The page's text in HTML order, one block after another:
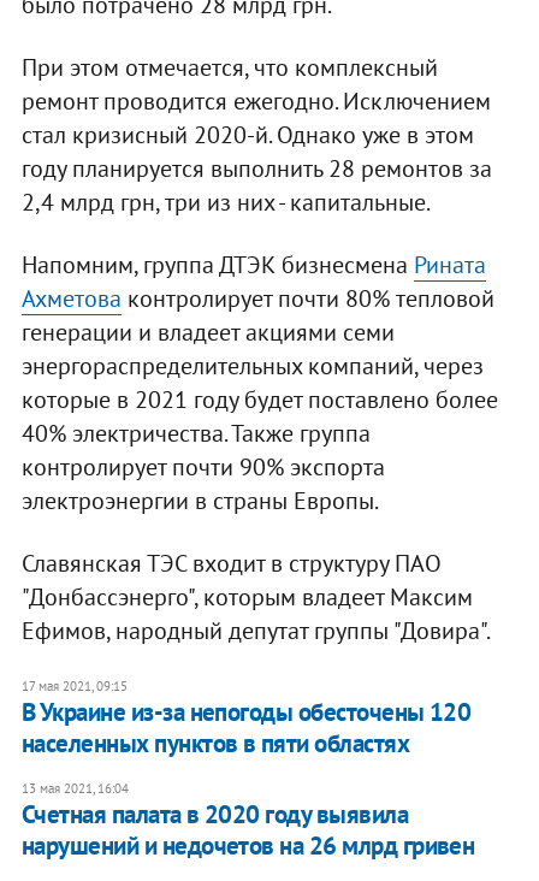
При этом отмечается, что комплексный
ремонт проводится ежегодно. Исключением
стал кризисный 2020-й. Однако уже в этом
году планируется выполнить 28 ремонтов за
2,4 млрд грн, три из них - капитальные.
Напомним, группа ДТЭК бизнесмена Рината
Ахметова контролирует почти 80% тепловой
генерации и владеет акциями семи
энергораспределительных компаний, через
которые в 2021 году будет поставлено более
40% электричества. Также группа
контролирует почти 90% экспорта
электроэнергии в страны Европы.
Славянская ТЭС входит в структуру ПАО
"Донбассэнерго", которым владеет Максим
Ефимов, народный депутат группы "Довира".
17 мая 2021, 09:15
В Украине из-за непогоды обесточены 120
населенных пунктов в пяти областях
13 мая 2021, 16:04
Счетная палата в 2020 году выявила
нарушений и недочетов на 26 млрд гривен